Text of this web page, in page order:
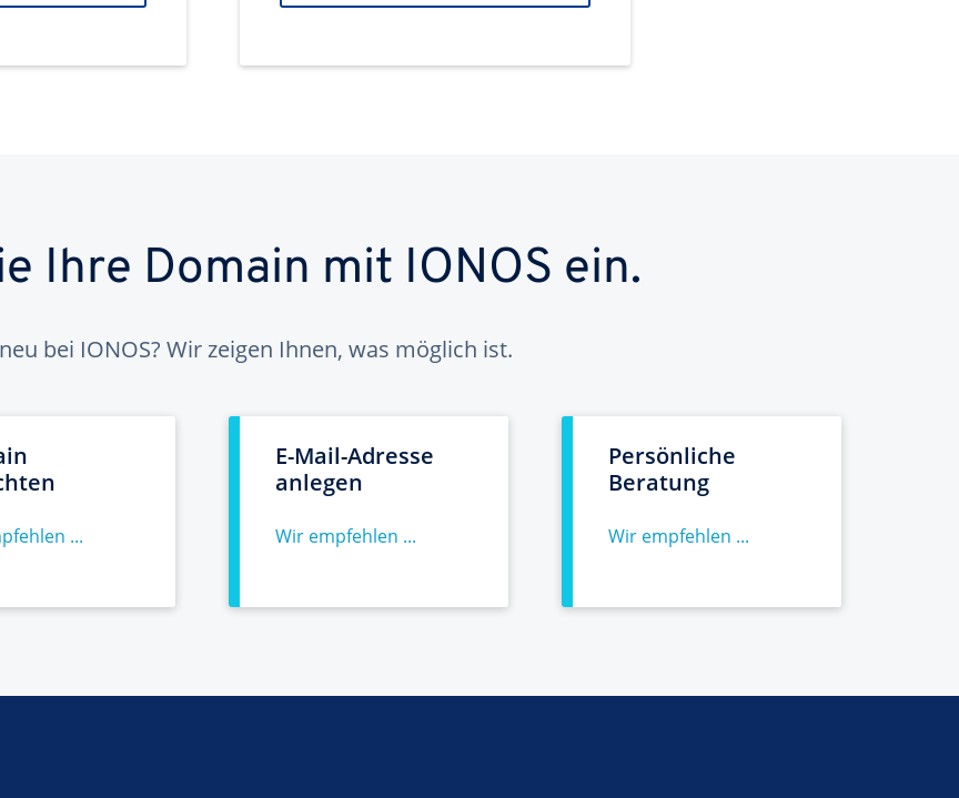
Ihre Domain mit IONOS ein.
bei IONOS? Wir zeigen Ihnen, was möglich ist.
...
E-Mail-Adresse
anlegen
Wir empfehlen ...
Persönliche
Beratung
Wir empfehlen ...